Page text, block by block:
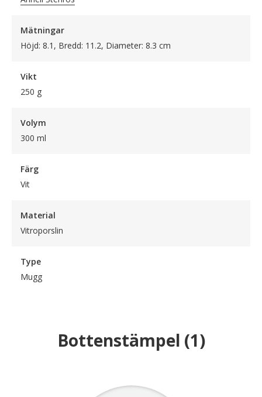
Mätningar
Höjd: 8.1, Bredd: 11.2, Diameter: 8.3 cm
Vikt
250 g
Volym
300 ml
Färg
Vit
Material
Vitroporslin
Type
Mugg
Bottenstämpel (1)